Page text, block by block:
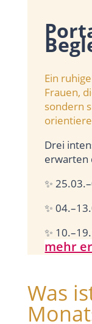
Ein
Frauen,
sondern
Drei
erwarten
✨
✨
✨
mehr
Was